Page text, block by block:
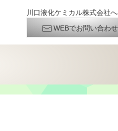
川口液化ケミカル株式会社
WEBでお問い合わせ